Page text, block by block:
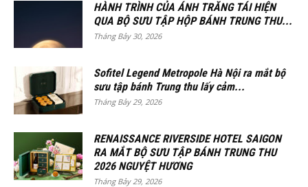
HÀNH TRÌNH CỦA ÁNH TRĂNG TÁI HIỆN
QUA BỘ SƯU TẬP HỘP BÁNH TRUNG THU...
Tháng Bảy 30, 2026
Sofitel Legend Metropole Hà Nội ra mắt bộ
sưu tập bánh Trung thu lấy cảm...
Tháng Bảy 29, 2026
RENAISSANCE RIVERSIDE HOTEL SAIGON
RA MẮT BỘ SƯU TẬP BÁNH TRUNG THU
2026 NGUYỆT HƯƠNG
Tháng Bảy 29, 2026